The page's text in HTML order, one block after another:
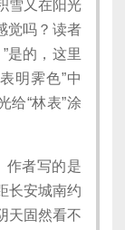
雪又在阳光
觉吗？读者
是的，这里
明霁色”中
给“林表”涂
作者写的是
长安城南约
天固然看不